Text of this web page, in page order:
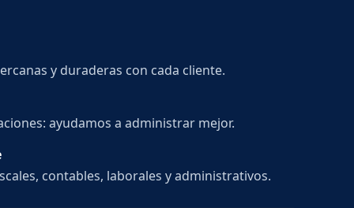
y duraderas con cada cliente.
ayudamos a administrar mejor.
contables, laborales y administrativos.